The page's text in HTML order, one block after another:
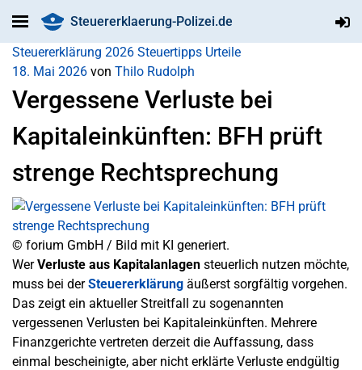
Steuererklaerung-Polizei.de
Steuererklärung 2026 Steuertipps Urteile
18. Mai 2026 von Thilo Rudolph
Vergessene Verluste bei
Kapitaleinkünften: BFH prüft
strenge Rechtsprechung
© forium GmbH / Bild mit KI generiert.
WerVerluste aus Kapitalanlagen steuerlich nutzen möchte,
muss bei derSteuererklärung äußerst sorgfältig vorgehen.
Das zeigt ein aktueller Streitfall zu sogenannten
vergessenen Verlusten bei Kapitaleinkünften. Mehrere
Finanzgerichte vertreten derzeit die Auffassung, dass
einmal bescheinigte, aber nicht erklärte Verluste endgültig